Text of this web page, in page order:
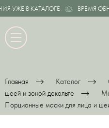
УЖЕ В КАТАЛОГЕ ВРЕМЯ
Главная Каталог
шеей и зоной декольте
Порционные маски для лица и